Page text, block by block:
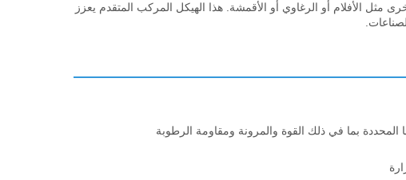
الأفلام أو الرغاوي أو الأقمشة. هذا الهيكل المركب المتقدم يعزز
المحددة بما في ذلك القوة والمرونة ومقاومة الرطوبة